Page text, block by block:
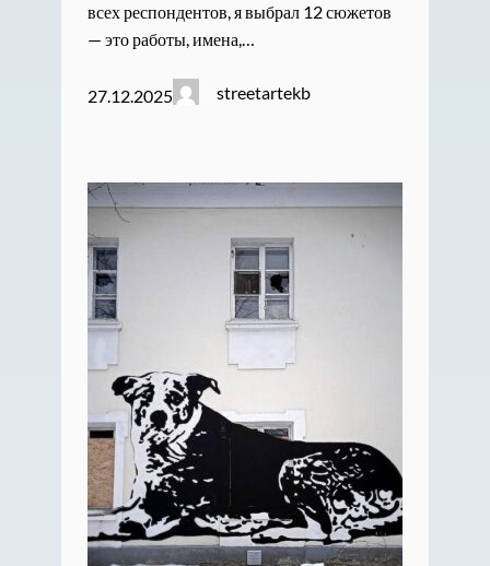
всех респондентов, я выбрал 12 сюжетов
— это работы, имена,…
27.12.2025 streetartekb